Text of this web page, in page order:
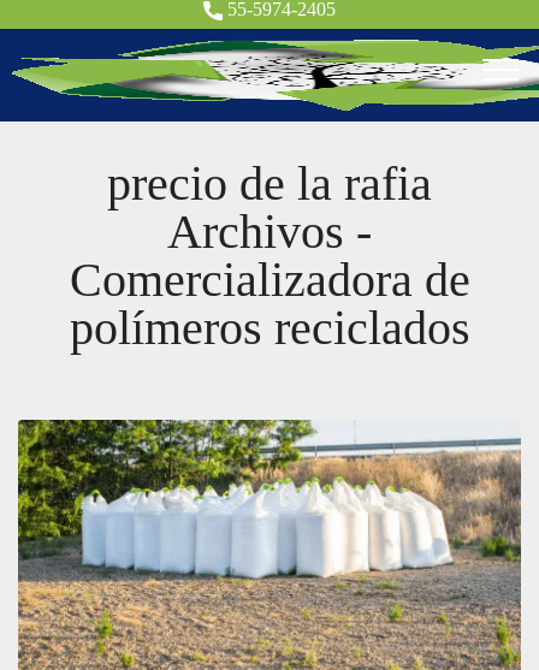
55-5974-2405
precio de la rafia
Archivos -
Comercializadora de
polímeros reciclados